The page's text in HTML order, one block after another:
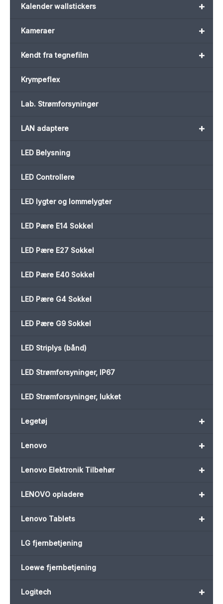
+
Kalender wallstickers
+
Kameraer
+
Kendt fra tegnefilm
Krympeflex
Lab. Strømforsyninger
+
LAN adaptere
LED Belysning
LED Controllere
LED lygter og lommelygter
LED Pære E14 Sokkel
LED Pære E27 Sokkel
LED Pære E40 Sokkel
LED Pære G4 Sokkel
LED Pære G9 Sokkel
LED Striplys (bånd)
LED Strømforsyninger, IP67
LED Strømforsyninger, lukket
+
Legetøj
+
Lenovo
+
Lenovo Elektronik Tilbehør
+
LENOVO opladere
+
Lenovo Tablets
LG fjernbetjening
Loewe fjernbetjening
+
Logitech